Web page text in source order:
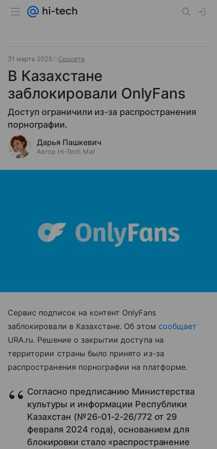
31 марта 2025 Соцсети
В Казахстане
заблокировали OnlyFans
Доступ ограничили из-за распространения
порнографии.
Дарья Пашкевич
Автор Hi-Tech Mail
Сервис подписок на контент OnlyFans
заблокировали в Казахстане. Об этом сообщает
URA.ru. Решение о закрытии доступа на
территории страны было принято из-за
распространения порнографии на платформе.
Согласно предписанию Министерства
культуры и информации Республики
Казахстан (№26-01-2-26/772 от 29
февраля 2024 года), основанием для
блокировки стало «распространение